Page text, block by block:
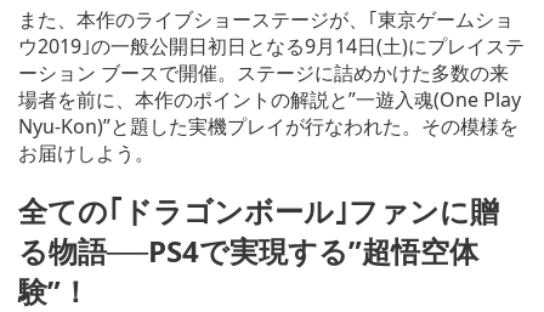
また、本作のライブショーステージが、｢東京ゲームショ
ウ2019｣の一般公開日初日となる9月14日(土)にプレイステ
ーション ブースで開催。ステージに詰めかけた多数の来
場者を前に、本作のポイントの解説と”一遊入魂(One Play
Nyu-Kon)”と題した実機プレイが行なわれた。その模様を
お届けしよう。
全ての｢ドラゴンボール｣ファンに贈
る物語──PS4で実現する”超悟空体
験”！